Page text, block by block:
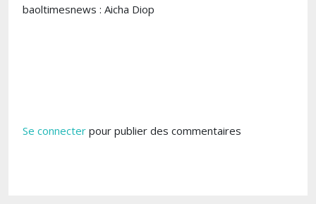
baoltimesnews : Aicha Diop
Se connecter pour publier des commentaires